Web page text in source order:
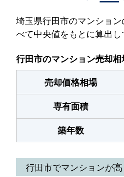
埼玉県行田市のマンショ
べて中央値をもとに算出し
行田市のマンション売却相
売却価格相場
専有面積
築年数
行田市でマンションが